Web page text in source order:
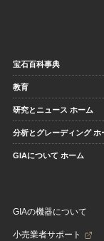
宝石百科事典
教育
研究とニュース ホーム
分析とグレーディング ホ
GIAについて ホーム
GIAの機器について
小売業者サポート